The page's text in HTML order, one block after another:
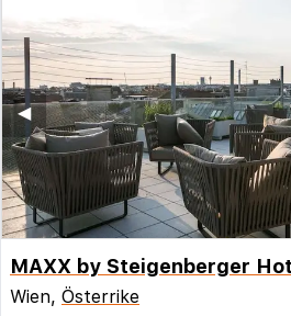
◀︎
Wien, Österrike